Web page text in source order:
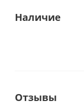
Наличие
Отзывы